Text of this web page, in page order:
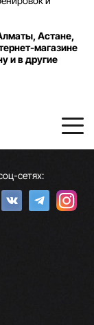
Астане,
магазине
и в другие
сетях: